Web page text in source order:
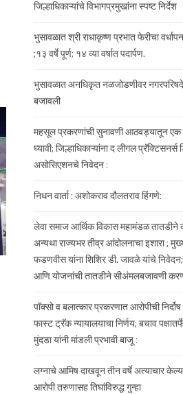
जिल्हाधिकाऱ्यांचे विभागप्रमुखांना स्पष्ट निर्देश
भुसावळात श्री राधाकृष्ण प्रभात फेरीचा
;१३ वर्षे पूर्ण; १४ व्या वर्षात पदार्पण.
भुसावळात अनधिकृत नळजोडणीवर
बजावली
महसूल प्रकरणांची सुनावणी आठवड्यातून एक
घ्यावी; जिल्हाधिकाऱ्यांना द लीगल प्रॅक्टिसनर्स
असोसिएशनचे निवेदन :
निधन वार्ता : अशोकराव दौलतराव हिंगणे:
लेवा समाज आर्थिक विकास महामंडळ तातडीने
अन्यथा राज्यभर तीव्र आंदोलनाचा इशारा ;
फडणवीस यांना शिशिर डी. जावळे यांचे निवेदन;
आणि योजनांची तातडीने सीअंमलबजावणी
पॉक्सो व बलात्कार प्रकरणात आरोपीची
फास्ट ट्रॅक न्यायालयाचा निर्णय; बचाव
मुंदडा यांनी मांडली प्रभावी बाजू :
लग्नाचे आमिष दाखवून तीन वर्षे अत्याचार
आरोपी तरुणासह तिघांविरुद्ध गुन्हा